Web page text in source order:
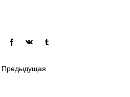
Предыдущая